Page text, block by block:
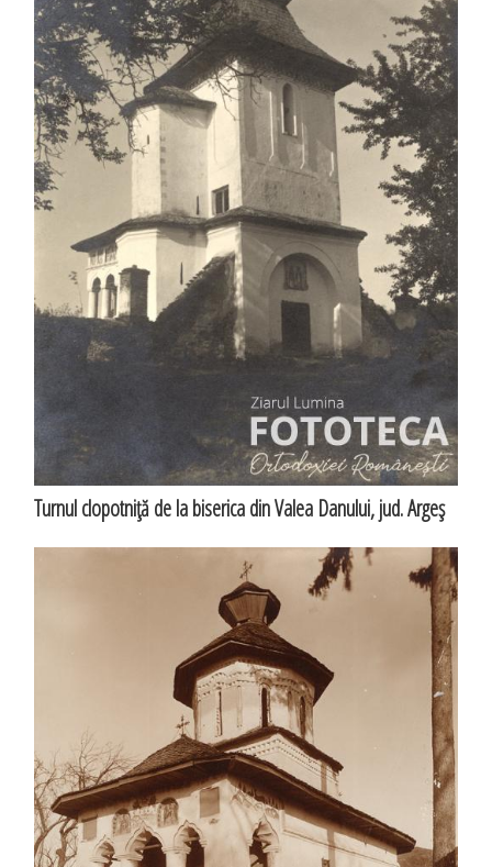
Turnul clopotniţă de la biserica din Valea Danului, jud. Argeş